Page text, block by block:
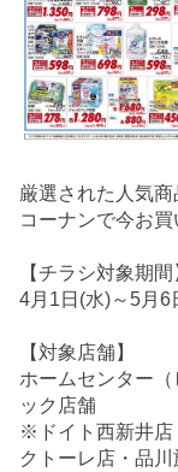
厳選された人気商
コーナンで今お
【チラシ対象期間
4月1日(水)～5月6
【対象店舗】
ホームセンター
ック店舗
※ドイト西新井店
クトーレ店・品